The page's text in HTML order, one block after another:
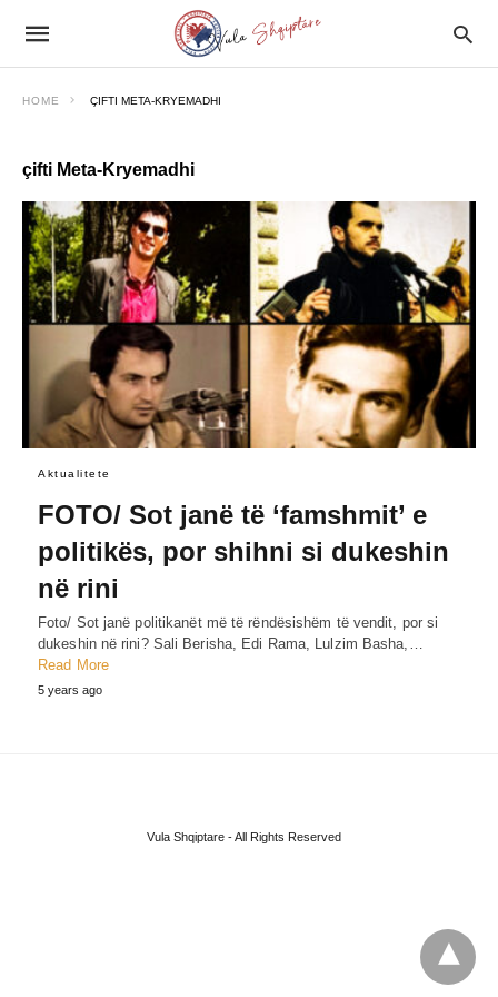
HOME ÇIFTI META-KRYEMADHI
çifti Meta-Kryemadhi
Aktualitete
FOTO/ Sot janë të ‘famshmit’ e
politikës, por shihni si dukeshin
në rini
Foto/ Sot janë politikanët më të rëndësishëm të vendit, por si
dukeshin në rini? Sali Berisha, Edi Rama, Lulzim Basha,…
Read More
5 years ago
Vula Shqiptare - All Rights Reserved